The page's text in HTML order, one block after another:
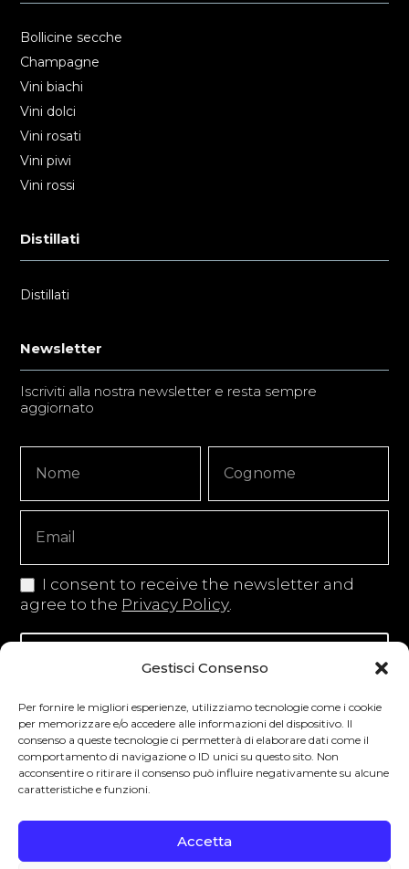
Gestisci Consenso
Per fornire le migliori esperienze, utilizziamo tecnologie come i cookie
per memorizzare e/o accedere alle informazioni del dispositivo. Il
consenso a queste tecnologie ci permetterà di elaborare dati come il
comportamento di navigazione o ID unici su questo sito. Non
acconsentire o ritirare il consenso può influire negativamente su alcune
caratteristiche e funzioni.
Accetta
Bollicine secche
Champagne
Vini biachi
Vini dolci
Vini rosati
Vini piwi
Vini rossi
Distillati
Distillati
Newsletter
Iscriviti alla nostra newsletter e resta sempre
aggiornato
Signup
Copy
I consent to receive the newsletter and
agree to the Privacy Policy
Iscriviti alla newsletter
Degustibus invita al consumo responsabile.
La vendita di bevande alcoliche è vietata ai
Paese di residenza. L’abuso di alcol è
pericoloso per la salute.